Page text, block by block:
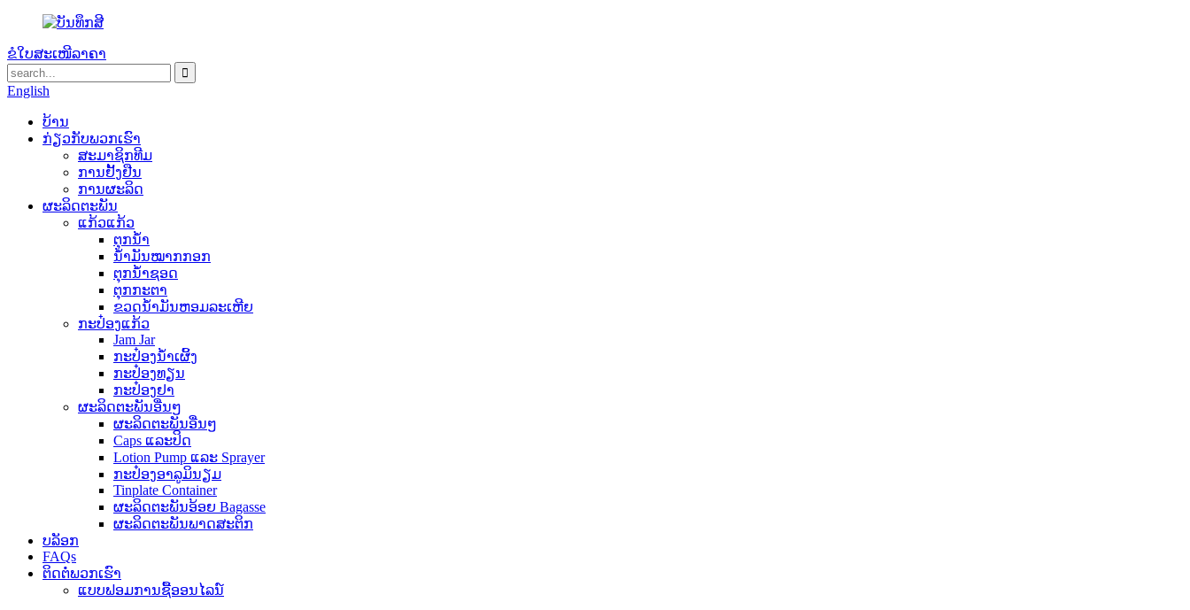
ຂໍໃບສະເໜີລາຄາ
English
ບ້ານ
ກ່ຽວ​ກັບ​ພວກ​ເຮົາ
ສະມາຊິກທີມ
ການຢັ້ງຢືນ
ການຜະລິດ
ຜະລິດຕະພັນ
ແກ້ວແກ້ວ
ຕຸກນ້ຳ
ນ້ຳມັນໝາກກອກ
ຕຸກນ້ຳຊອດ
ຕຸກກະຕາ
ຂວດນ້ໍາມັນຫອມລະເຫີຍ
ກະປ໋ອງແກ້ວ
Jam Jar
ກະປ໋ອງນໍ້າເຜິ້ງ
ກະປ໋ອງທຽນ
ກະປ໋ອງຢາ
ຜະລິດຕະພັນອື່ນໆ
ຜະລິດຕະພັນອື່ນໆ
Caps ແລະປິດ
Lotion Pump ແລະ Sprayer
ກະປ໋ອງອາລູມິນຽມ
Tinplate Container
ຜະລິດຕະພັນອ້ອຍ Bagasse
ຜະລິດຕະພັນພາດສະຕິກ
ບລັອກ
FAQs
ຕິດ​ຕໍ່​ພວກ​ເຮົາ
ແບບຟອມການຊື້ອອນໄລນ໌